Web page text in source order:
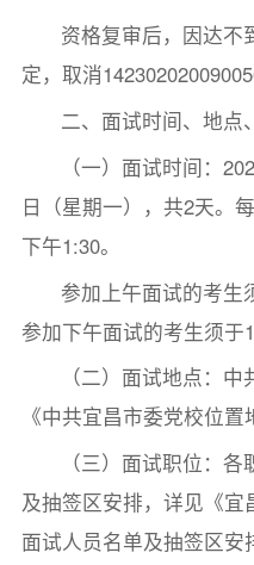
资格复审后，因达不
定，取消
二、面试时间、地点
（一）面试时间：
日（星期一），共2天。
下午1:30。
参加上午面试的考生
参加下午面试的考生须于
（二）面试地点：
《中共宜昌市委党校位置
（三）面试职位：
及抽签区安排，详见《宜
面试人员名单及抽签区安